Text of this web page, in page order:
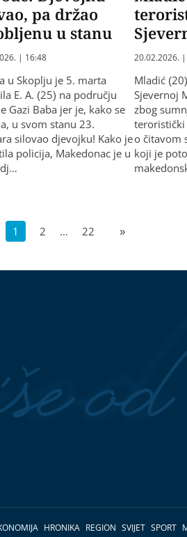
pa držao
u stanu
| 16:48
u Skoplju je 5. marta
E. A. (25) na području
Gazi Baba jer je, kako se
u svom stanu 23.
silovao djevojku! Kako je
policija, Makedonac je u
20.02.2026.
Mladić
Sjevernoj
zbog
teroristički
o čitavom
koji je
1 2 … 22 »
HRONIKA REGION SVIJET SPORT